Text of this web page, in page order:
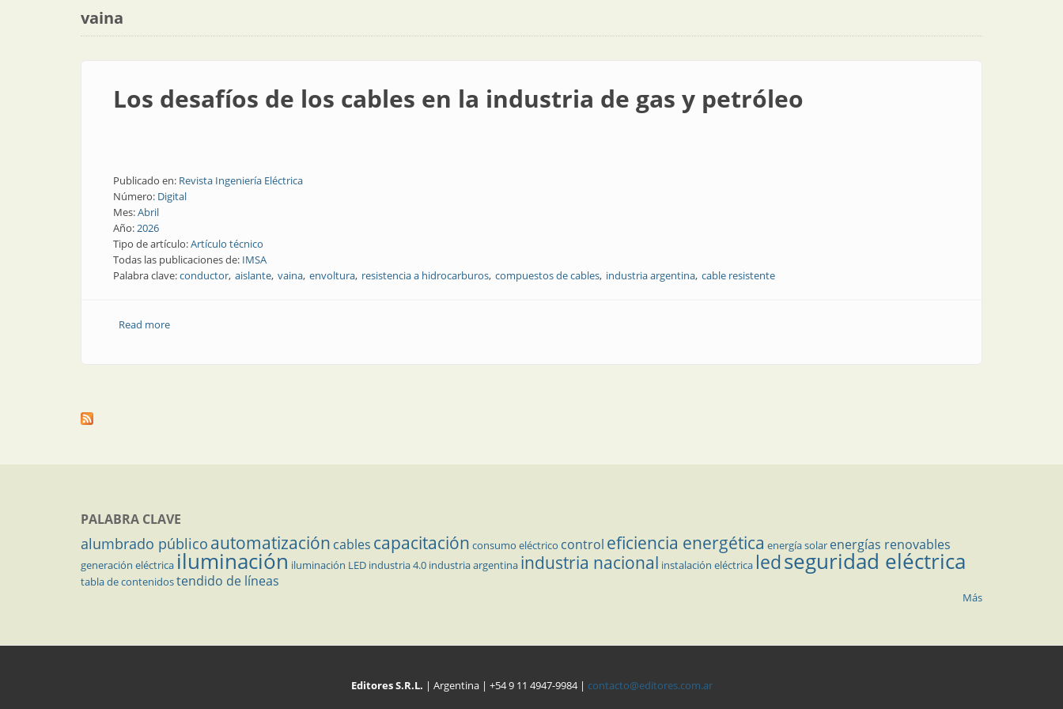
vaina
Los desafíos de los cables en la industria de gas y petróleo
Publicado en: Revista Ingeniería Eléctrica
Número: Digital
Mes:Abril
Año:2026
Tipo de artículo:Artículo técnico
Todas las publicaciones de: IMSA
Palabra clave:conductor aislante vaina envoltura resistencia a hidrocarburos compuestos de cables industria argentina cable resistente
Read moreabout Los desafíos de los cables en la industria de gas y petróleo
PALABRA CLAVE
alumbrado público automatización cables capacitación consumo eléctrico control eficiencia energética energía solar energías renovables
generación eléctrica iluminación iluminación LED industria 4.0 industria argentina industria nacional instalación eléctrica ledseguridad eléctrica
tabla de contenidostendido de líneas
Más
Editores S.R.L. | Argentina | +54 9 11 4947-9984 | contacto@editores.com.ar